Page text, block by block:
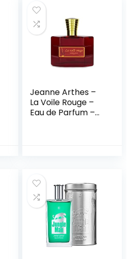
Jeanne Arthes –
La Voile Rouge –
Eau de Parfum –